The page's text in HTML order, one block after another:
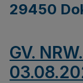
29450
GV.